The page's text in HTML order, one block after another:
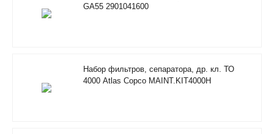
GA55 2901041600
Набор фильтров, сепаратора, др. кл. ТО
4000 Atlas Copco MAINT.KIT4000H